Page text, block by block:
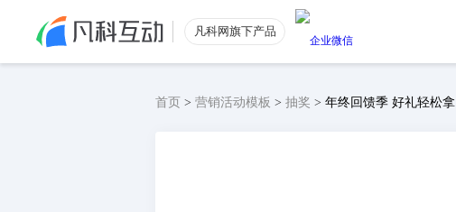
凡科网旗下产品
首页 > 营销活动模板 > 抽奖 > 年终回馈季 好礼轻松拿